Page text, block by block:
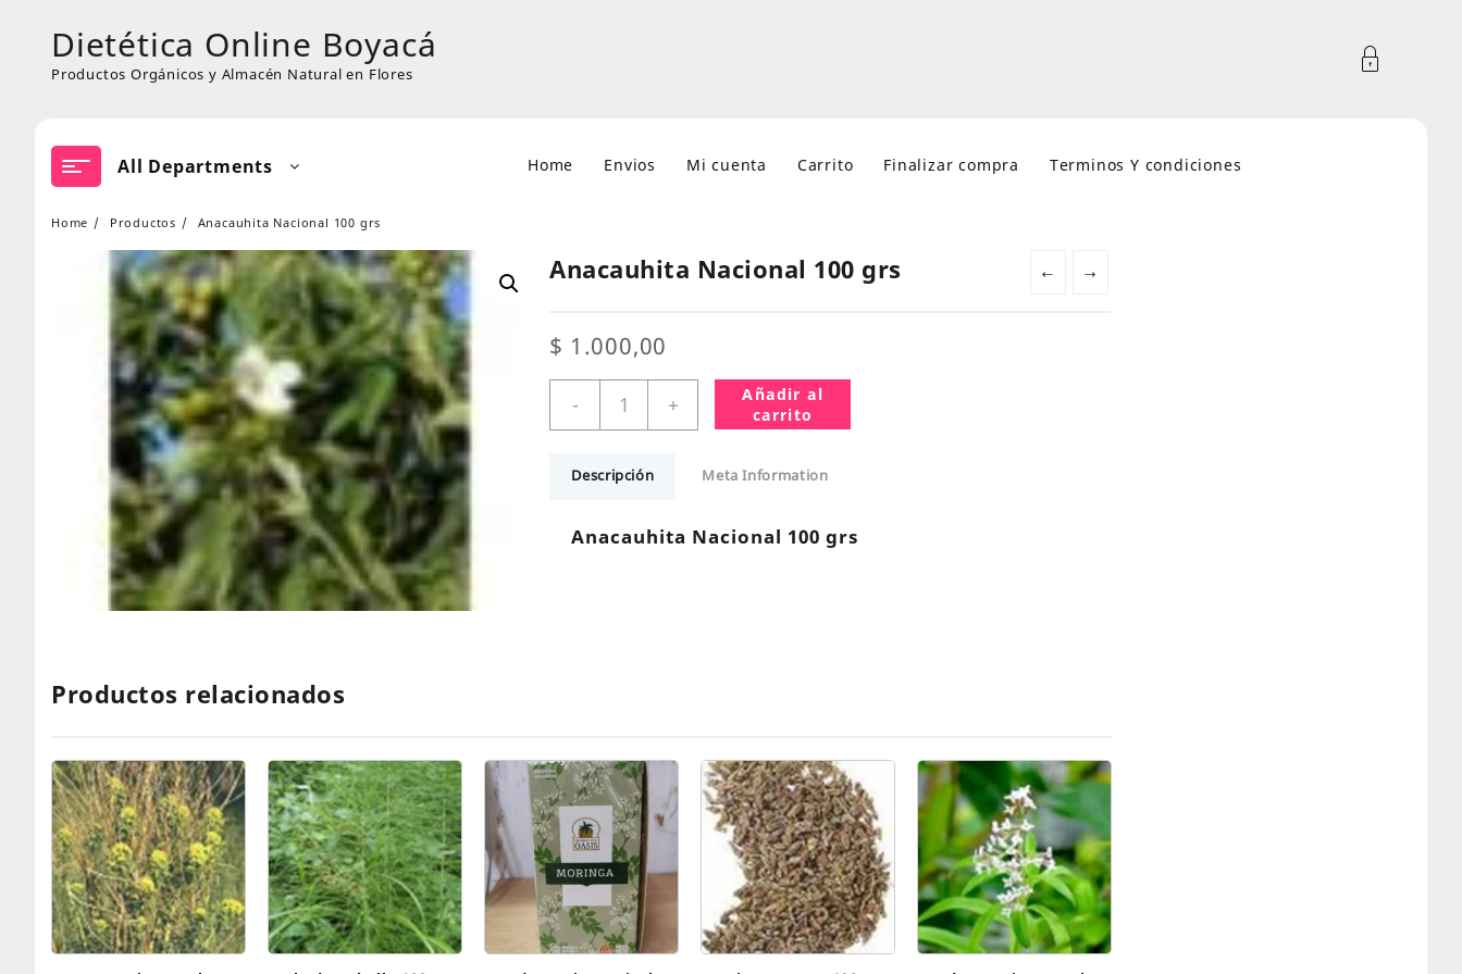
contentDietética Online Boyacá
Productos Orgánicos y Almacén Natural en Flores
All Departments Home Envios Mi cuenta Carrito Finalizar compra Terminos Y condiciones
Home Productos Anacauhita Nacional 100 grs
← →
Anacauhita Nacional 100 grs
$ 1.000,00
-
Nacional
100
cantidad
+
Añadir al
carrito
Descripción Meta Information
Anacauhita Nacional 100 grs
Productos relacionados